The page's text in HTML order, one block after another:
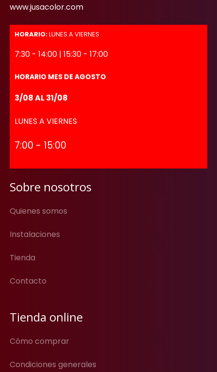
www.jusacolor.com
HORARIO:LUNES A VIERNES
7:30 - 14:00 | 15:30 - 17:00
HORARIO MES DE AGOSTO
3/08 AL 31/08
LUNES A VIERNES
7:00 - 15:00
Sobre nosotros
Quienes somos
Instalaciones
Tienda
Contacto
Tienda online
Cómo comprar
Condiciones generales